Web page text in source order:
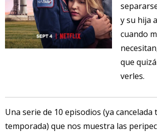
y su hija
cuando
que
verles.
Una serie de 10 episodios (ya
temporada) que nos muestra las